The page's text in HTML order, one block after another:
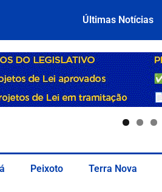
Últimas Notícias
Peixoto Terra Nova